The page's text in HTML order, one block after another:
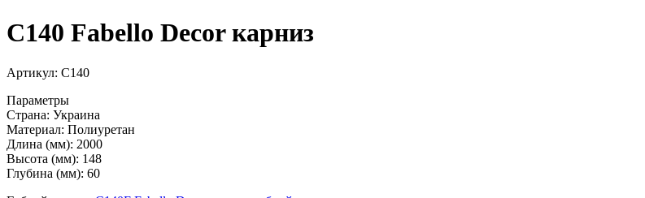
C140 Fabello Decor карниз
Артикул: C140
Параметры
Страна: Украина
Материал: Полиуретан
Длина (мм): 2000
Высота (мм): 148
Глубина (мм): 60